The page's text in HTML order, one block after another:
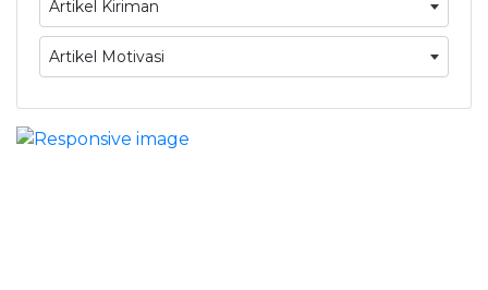
Artikel Kiriman
Artikel Motivasi